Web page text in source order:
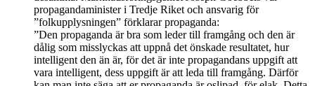
propagandaminister i Tredje Riket och ansvarig för
”folkupplysningen” förklarar propaganda:
”Den propaganda är bra som leder till framgång och den är
dålig som misslyckas att uppnå det önskade resultatet, hur
intelligent den än är, för det är inte propagandans uppgift att
vara intelligent, dess uppgift är att leda till framgång. Därför